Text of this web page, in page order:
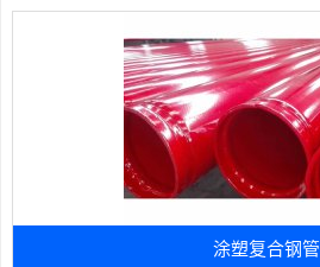
涂塑复合钢管